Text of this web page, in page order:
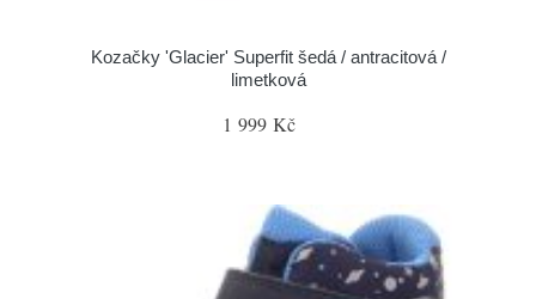
Kozačky 'Glacier' Superfit šedá / antracitová /
limetková
1 999 Kč